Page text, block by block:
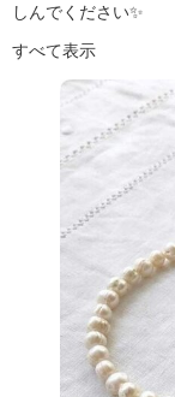
しんでください✨
すべて表示